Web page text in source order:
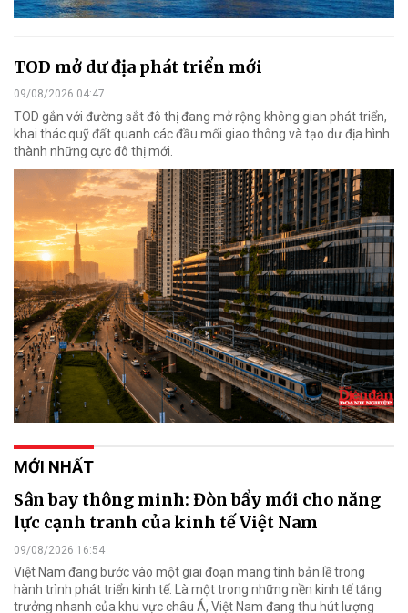
TOD mở dư địa phát triển mới
09/08/2026 04:47
TOD gắn với đường sắt đô thị đang mở rộng không gian phát triển,
khai thác quỹ đất quanh các đầu mối giao thông và tạo dư địa hình
thành những cực đô thị mới.
MỚI NHẤT
Sân bay thông minh: Đòn bẩy mới cho năng
lực cạnh tranh của kinh tế Việt Nam
09/08/2026 16:54
Việt Nam đang bước vào một giai đoạn mang tính bản lề trong
hành trình phát triển kinh tế. Là một trong những nền kinh tế tăng
trưởng nhanh của khu vực châu Á, Việt Nam đang thu hút lượng